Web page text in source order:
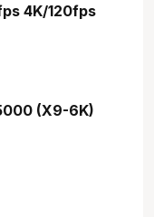
4K/120fps
(X9-6K)